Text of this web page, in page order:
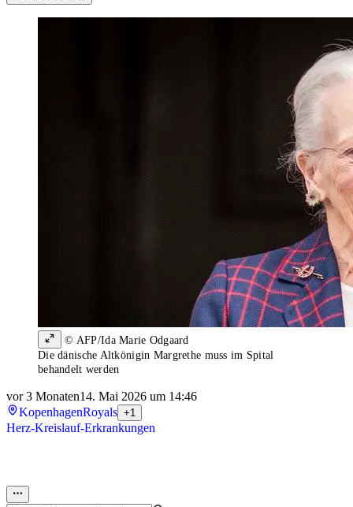
© AFP/Ida Marie Odgaard
Die dänische Altkönigin Margrethe muss im Spital
behandelt werden
vor 3 Monaten14. Mai 2026 um 14:46
KopenhagenRoyals +1
Herz-Kreislauf-Erkrankungen